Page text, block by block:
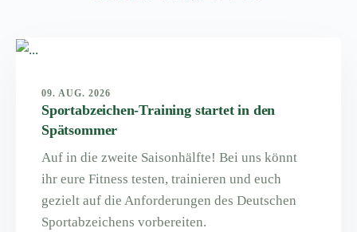
09. AUG. 2026
Sportabzeichen-Training startet in den
Spätsommer
Auf in die zweite Saisonhälfte! Bei uns könnt
ihr eure Fitness testen, trainieren und euch
gezielt auf die Anforderungen des Deutschen
Sportabzeichens vorbereiten.